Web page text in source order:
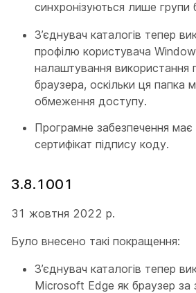
синхронізуються лише групи
З’єднувач каталогів тепер
профілю користувача
налаштування використання
браузера, оскільки ця папка
обмеження доступу.
Програмне забезпечення
сертифікат підпису коду.
3.8.1001
31 жовтня 2022 р.
Було внесено такі покращення:
З’єднувач каталогів тепер
Microsoft Edge як браузер за